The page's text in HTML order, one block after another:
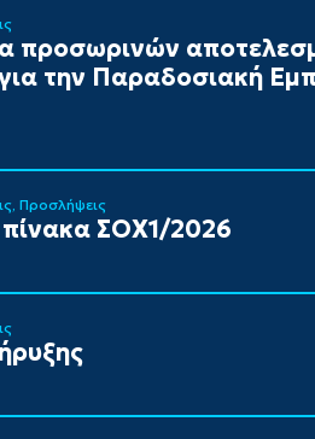
προσωρινών
την Παραδοσιακή
Προσλήψεις
ΣΟΧ1/2026